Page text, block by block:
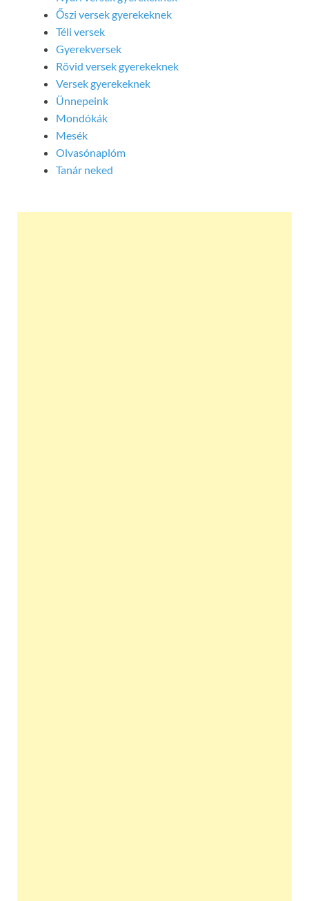
Őszi versek gyerekeknek
Téli versek
Gyerekversek
Rövid versek gyerekeknek
Versek gyerekeknek
Ünnepeink
Mondókák
Mesék
Olvasónaplóm
Tanár neked